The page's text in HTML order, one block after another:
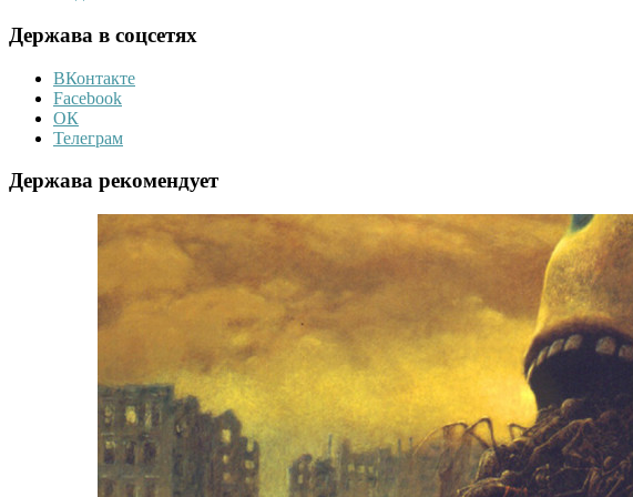
Держава в соцсетях
ВКонтакте
Facebook
ОК
Телеграм
Держава рекомендует